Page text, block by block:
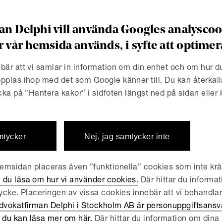
till Saveur i
AB. Saveur ingår i den europeiska koncernen Savena.
och säljare av ingredienser till livsmedelstillverkare.
med dess förvärv av Formidab...
Delphi vill använda Googles
vår hemsida används, i syfte att
att vi samlar in information om din enhet och om hur
ihop med det som Google känner till. Du kan
på ”Hantera kakor” i sidfoten längst ned på sidan eller
Nej, jag samtycker inte
placeras även ”funktionella” cookies som inte
du läsa om hur vi använder cookies. Där hittar du
Placeringen av vissa cookies innebär att vi
Delphi i Stockholm AB är
kan läsa mer om här. Där hittar du information om